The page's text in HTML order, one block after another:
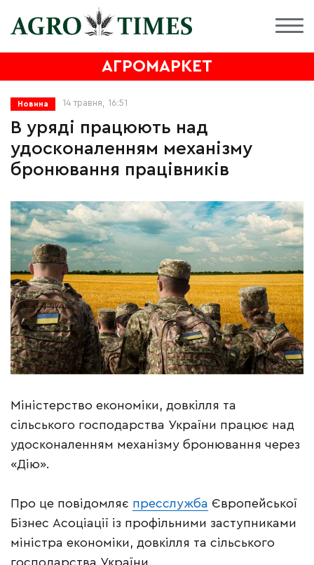
АГРОМАРКЕТ
Новина 14 травня, 16:51
В уряді працюють над
удосконаленням механізму
бронювання працівників
Міністерство економіки, довкілля та
сільського господарства України працює над
удосконаленням механізму бронювання через
«Дію».
Про це повідомляє пресслужба Європейської
Бізнес Асоціації із профільними заступниками
міністра економіки, довкілля та сільського
господарства України.